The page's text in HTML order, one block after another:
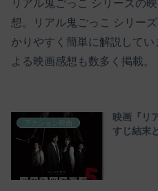
リアル鬼ごっこ シリーズの
想。リアル鬼ごっこ シリー
かりやすく簡単に解説して
よる映画感想も数多く掲載。
アクション映画
映画『リ
すじ結末